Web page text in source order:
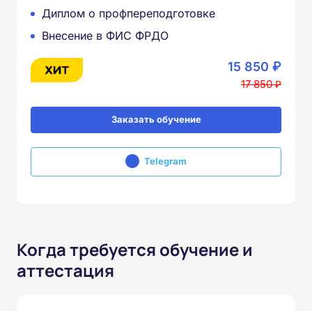
Диплом о профпереподготовке
Внесение в ФИС ФРДО
15 850 ₽
17 850 ₽
Заказать обучение
Telegram
Когда требуется обучение и
аттестация